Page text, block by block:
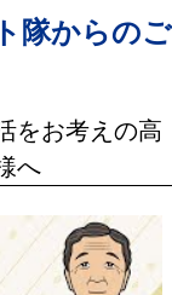
隊からのご
をお考えの高
へ